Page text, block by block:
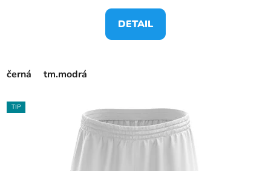
DETAIL
černá tm.modrá
TIP